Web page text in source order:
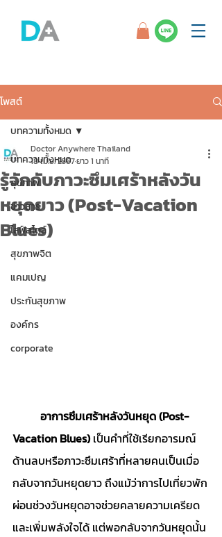
โพสต์
บทความทั้งหมด
สุขภาพ
ข่าวสาร
ไลฟ์สไตล์
สุขภาพจิต
แคมเปญ
ประกันสุขภาพ
องค์กร
corporate
บทความทั้งหมด
รู้จักกับภาวะซึมเศร้าหลังวัน
หยุดยาว (Post-Vacation
Blues)
Doctor Anywhere Thailand
18 เม.ย. 2567ยาว 1 นาที
อาการซึมเศร้าหลังวันหยุด (Post-
Vacation Blues) เป็นคำที่ใช้เรียกอารมณ์
ด้านลบหรือภาวะซึมเศร้าที่หลายคนเป็นเมื่อ
กลับจากวันหยุดยาว ถึงแม้ว่าการไปเที่ยวพัก
ผ่อนช่วงวันหยุดอาจช่วยคลายความเครียด
และเพิ่มพลังใจได้ แต่พอกลับจากวันหยุดนั้น